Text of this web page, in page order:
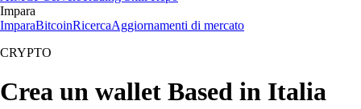
Impara
ImparaBitcoinRicercaAggiornamenti di mercato
CRYPTO
Crea un wallet Based in Italia